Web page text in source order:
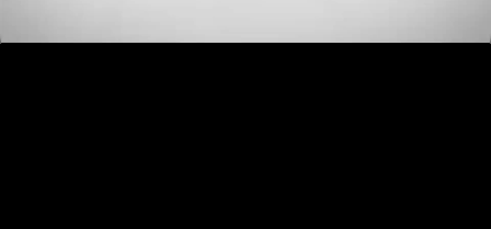
Xırdalanda qayda pozan piyadalar